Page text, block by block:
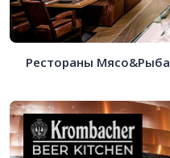
Рестораны Мясо&Рыба